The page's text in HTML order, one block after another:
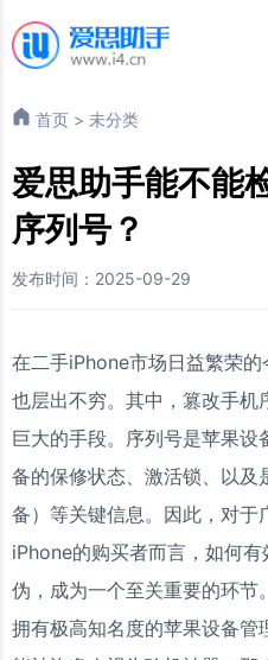
首页 > 未分类
爱思助手能不能
序列号？
发布时间：2025-09-29
在二手iPhone市场日益繁荣
也层出不穷。其中，篡改手
巨大的手段。序列号是苹果
备的保修状态、激活锁、以及
备）等关键信息。因此，对于
iPhone的购买者而言，如何
伪，成为一个至关重要的环节
拥有极高知名度的苹果设备管